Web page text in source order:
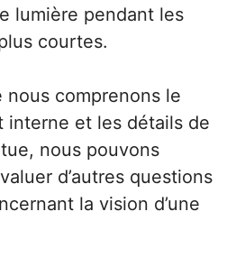
lumière pendant les
courtes.
nous comprenons le
interne et les détails de
nous pouvons
d’autres questions
la vision d’une